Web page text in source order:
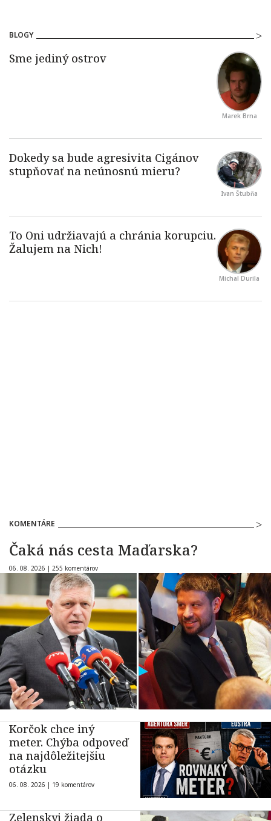
BLOGY
Marek Brna
Ivan Štubňa
Michal Durila
KOMENTÁRE
Čaká nás cesta Maďarska?
06. 08. 2026 | 255 komentárov
Korčok chce iný
meter. Chýba odpoveď
na najdôležitejšiu
otázku
06. 08. 2026 | 19 komentárov
Zelenskyj žiada o